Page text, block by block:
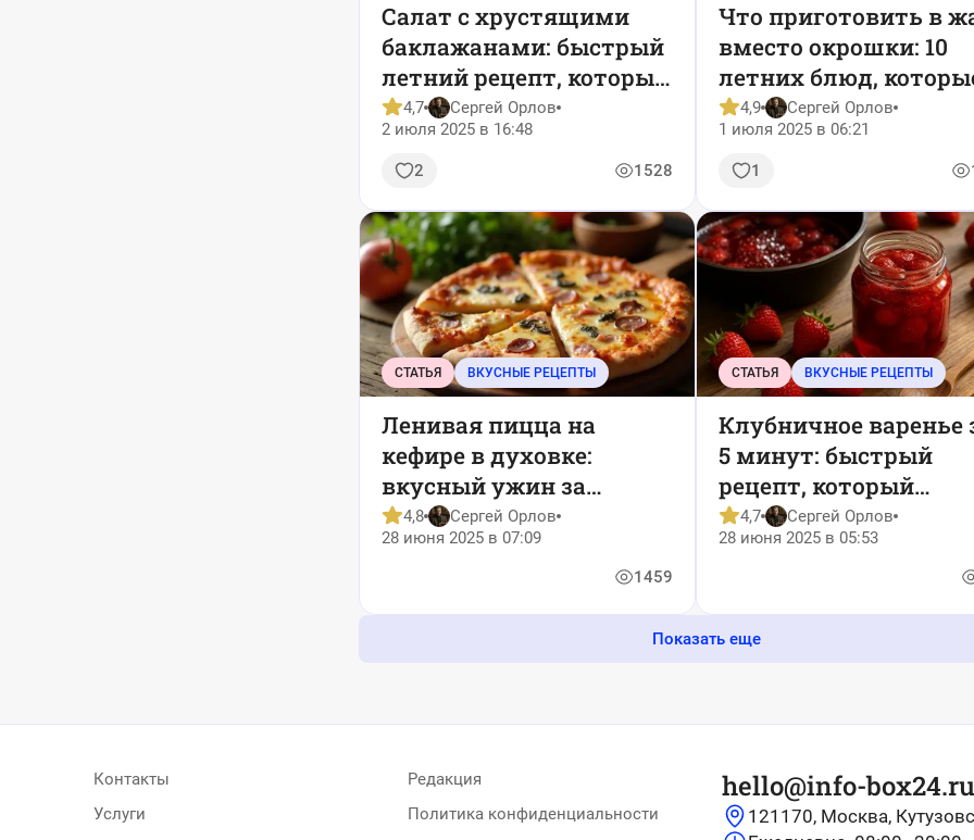
Салат с хрустящими
баклажанами: быстрый
летний рецепт, который
хочется готовить снова
и снова
4,7
Сергей Орлов
2 июля 2025 в 16:48
2 1528
Что приготовить в
вместо окрошки: 10
летних блюд,
освежат и насытят
4,9
Сергей Орлов
1 июля 2025 в 06:21
1
СТАТЬЯ ВКУСНЫЕ РЕЦЕПТЫ
Ленивая пицца на
кефире в духовке:
вкусный ужин за
полчаса
4,8
Сергей Орлов
28 июня 2025 в 07:09
1459
СТАТЬЯ ВКУСНЫЕ РЕЦЕПТЫ
Клубничное варенье
5 минут: быстрый
рецепт, который
сохраняет вкус лета
4,7
Сергей Орлов
28 июня 2025 в 05:53
Показать еще
Контакты
Редакция
Услуги
Политика конфиденциальности
hello@info-box24.ru
121170, Москва,